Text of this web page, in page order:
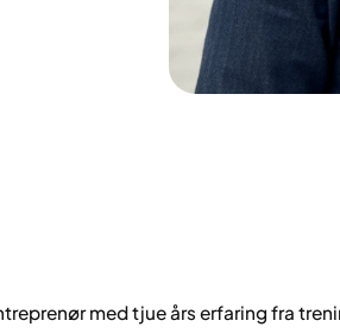
med tjue års erfaring fra